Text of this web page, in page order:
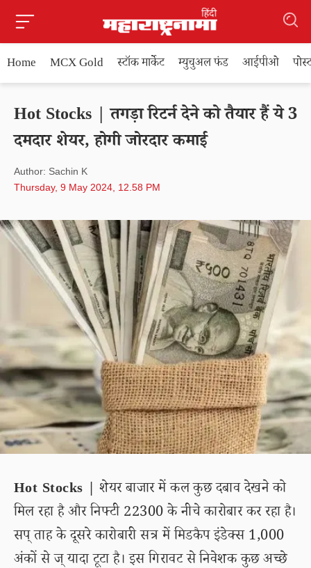
Home MCX Gold स्टॉक मार्केट म्युचुअल फंड आईपीओ
Hot Stocks | तगड़ा रिटर्न देने को तैयार हैं ये 3
दमदार शेयर, होगी जोरदार कमाई
Author: Sachin K
Thursday, 9 May 2024, 12.58 PM
Hot Stocks | शेयर बाजार में कल कुछ दबाव देखने को
मिल रहा है और निफ्टी 22300 के नीचे कारोबार कर रहा है।
सप् ताह के दूसरे कारोबारी सत्र में मिडकैप इंडेक्स 1,000
अंकों से ज् यादा टूटा है। इस गिरावट से निवेशक कुछ अच्छे